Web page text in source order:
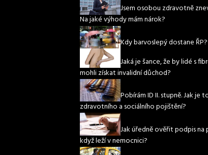
Jsem osobou zdravotně
Na jaké výhody mám nárok?
Kdy barvoslepý dostane ŘP?
Jaká je šance, že by lidé s
mohli získat invalidní důchod?
Pobírám ID II. stupně. Jak je
zdravotního a sociálního pojištění?
Jak úředně ověřit podpis na
když leží v nemocnici?